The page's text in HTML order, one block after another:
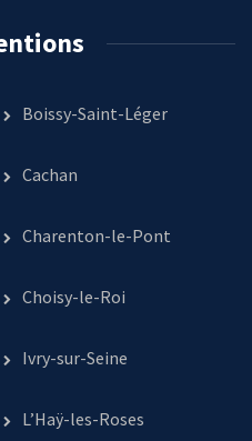
Boissy-Saint-Léger
Cachan
Charenton-le-Pont
Choisy-le-Roi
Ivry-sur-Seine
L’Haÿ-les-Roses